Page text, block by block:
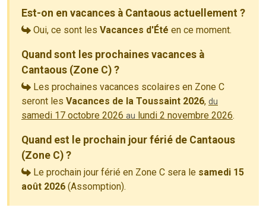
Est-on en vacances à Cantaous actuellement ?
Oui, ce sont les Vacances d'Été en ce moment.
Quand sont les prochaines vacances à
Cantaous (Zone C) ?
Les prochaines vacances scolaires en Zone C
seront les Vacances de la Toussaint 2026, du
samedi 17 octobre 2026 au lundi 2 novembre 2026.
Quand est le prochain jour férié de Cantaous
(Zone C) ?
Le prochain jour férié en Zone C sera le samedi 15
août 2026 (Assomption).